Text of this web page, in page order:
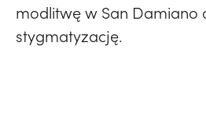
modlitwę w San Damiano
stygmatyzację.